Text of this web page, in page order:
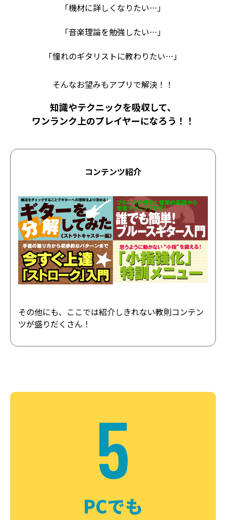
「機材に詳しくなりたい…」
「音楽理論を勉強したい…」
「憧れのギタリストに教わりたい…」
そんなお望みもアプリで解決！！
知識やテクニックを吸収して、
ワンランク上のプレイヤーになろう！！
コンテンツ紹介
その他にも、ここでは紹介しきれない教則コンテン
ツが盛りだくさん！
5
PCでも